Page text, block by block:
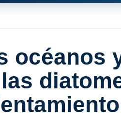
océanos